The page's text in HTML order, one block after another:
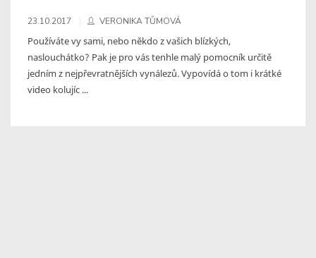
23.10.2017 VERONIKA TŮMOVÁ
Používáte vy sami, nebo někdo z vašich blízkých,
naslouchátko? Pak je pro vás tenhle malý pomocník určitě
jedním z nejpřevratnějších vynálezů. Vypovídá o tom i krátké
video kolujíc ...